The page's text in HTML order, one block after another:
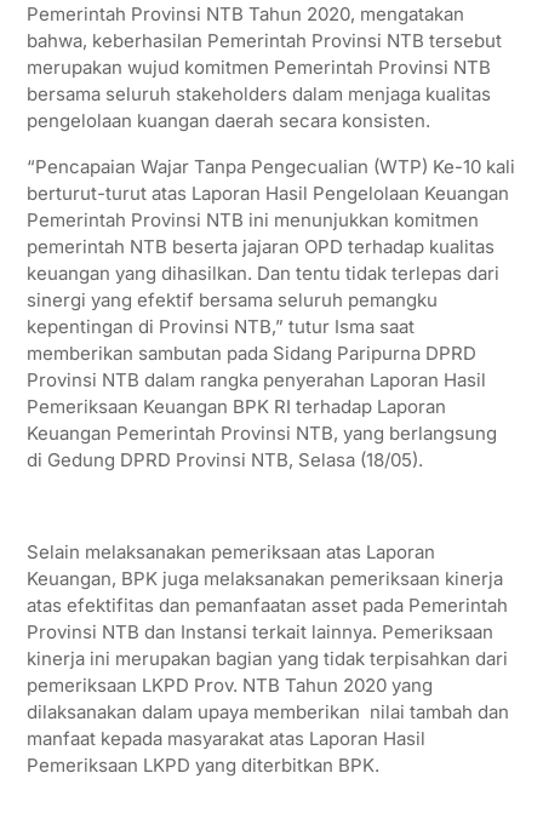
Pemerintah Provinsi NTB Tahun 2020, mengatakan
bahwa, keberhasilan Pemerintah Provinsi NTB tersebut
merupakan wujud komitmen Pemerintah Provinsi NTB
bersama seluruh stakeholders dalam menjaga kualitas
pengelolaan kuangan daerah secara konsisten.
“Pencapaian Wajar Tanpa Pengecualian (WTP) Ke-10 kali
berturut-turut atas Laporan Hasil Pengelolaan Keuangan
Pemerintah Provinsi NTB ini menunjukkan komitmen
pemerintah NTB beserta jajaran OPD terhadap kualitas
keuangan yang dihasilkan. Dan tentu tidak terlepas dari
sinergi yang efektif bersama seluruh pemangku
kepentingan di Provinsi NTB,” tutur Isma saat
memberikan sambutan pada Sidang Paripurna DPRD
Provinsi NTB dalam rangka penyerahan Laporan Hasil
Pemeriksaan Keuangan BPK RI terhadap Laporan
Keuangan Pemerintah Provinsi NTB, yang berlangsung
di Gedung DPRD Provinsi NTB, Selasa (18/05).
Selain melaksanakan pemeriksaan atas Laporan
Keuangan, BPK juga melaksanakan pemeriksaan kinerja
atas efektifitas dan pemanfaatan asset pada Pemerintah
Provinsi NTB dan Instansi terkait lainnya. Pemeriksaan
kinerja ini merupakan bagian yang tidak terpisahkan dari
pemeriksaan LKPD Prov. NTB Tahun 2020 yang
dilaksanakan dalam upaya memberikan nilai tambah dan
manfaat kepada masyarakat atas Laporan Hasil
Pemeriksaan LKPD yang diterbitkan BPK.